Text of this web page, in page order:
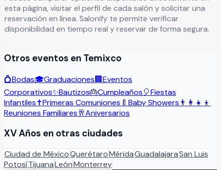
esta página, visitar el perfil de cada salón y solicitar una
reservación en línea. Salonify te permite verificar
disponibilidad en tiempo real y reservar de forma segura.
Otros eventos en Temixco
💍Bodas🎓Graduaciones🏢Eventos
Corporativos✨Bautizos🎂Cumpleaños🎈Fiestas
Infantiles✝️Primeras Comuniones 🍼 Baby Showers 👨‍👩‍👧‍👦
Reuniones Familiares🥂Aniversarios
XV Años en otras ciudades
Ciudad de MéxicoQuerétaroMéridaGuadalajaraSan Luis
PotosíTijuanaLeónMonterrey